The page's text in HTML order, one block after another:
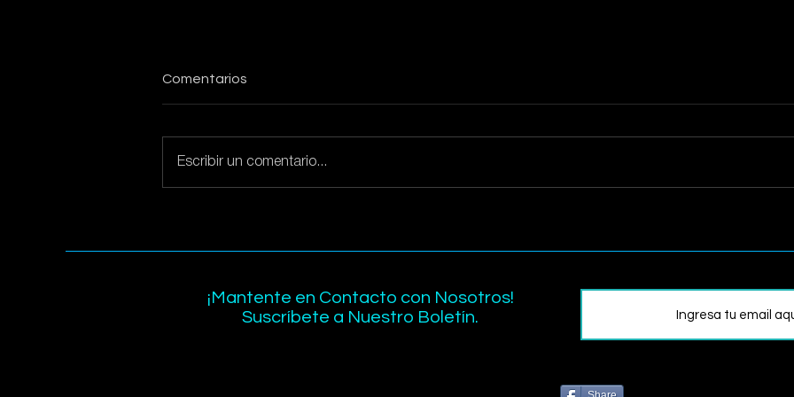
Comentarios
Escribir un comentario...
¡Mantente en Contacto con Nosotros!
Suscríbete a Nuestro Boletín.